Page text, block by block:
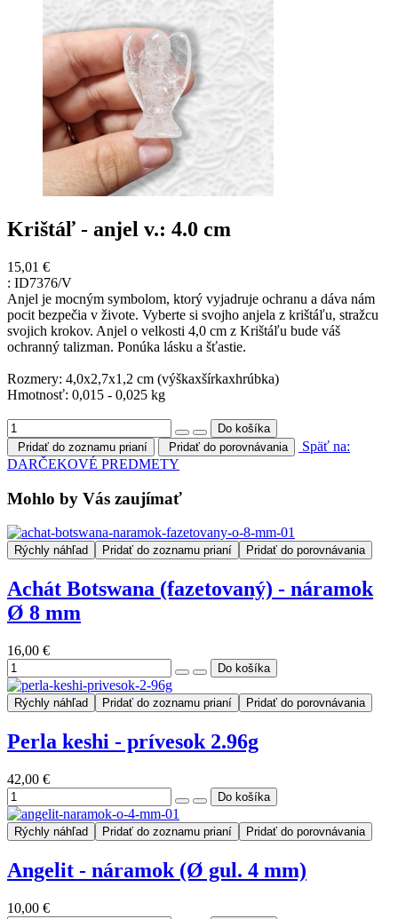
Krištáľ - anjel v.: 4.0 cm
15,01 €
: ID7376/V
Anjel je mocným symbolom, ktorý vyjadruje ochranu a dáva nám
pocit bezpečia v živote. Vyberte si svojho anjela z krištáľu, stražcu
svojich krokov. Anjel o velkosti 4,0 cm z Krištáľu bude váš
ochranný talizman. Ponúka lásku a šťastie.
Rozmery: 4,0x2,7x1,2 cm (výškaxšírkaxhrúbka)
Hmotnosť: 0,015 - 0,025 kg
Pridať do zoznamu prianí Pridať do porovnávania
Späť na:
DARČEKOVÉ PREDMETY
Mohlo by Vás zaujímať
Rýchly náhľad Pridať do zoznamu prianí Pridať do porovnávania
Achát Botswana (fazetovaný) - náramok
Ø 8 mm
16,00 €
Rýchly náhľad Pridať do zoznamu prianí Pridať do porovnávania
Perla keshi - prívesok 2.96g
42,00 €
Rýchly náhľad Pridať do zoznamu prianí Pridať do porovnávania
Angelit - náramok (Ø gul. 4 mm)
10,00 €